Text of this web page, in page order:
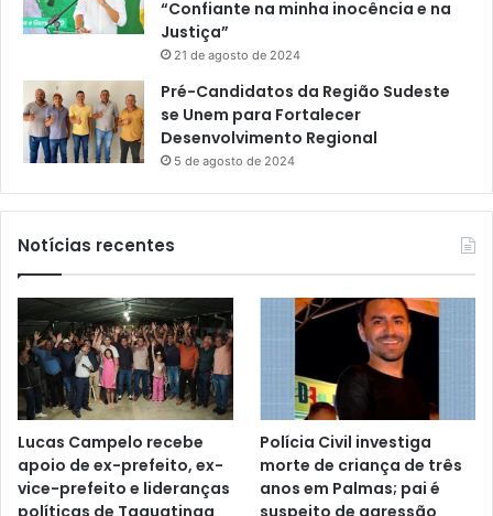
“Confiante na minha inocência e na
Justiça”
21 de agosto de 2024
Pré-Candidatos da Região Sudeste
se Unem para Fortalecer
Desenvolvimento Regional
5 de agosto de 2024
Notícias recentes
Lucas Campelo recebe
apoio de ex-prefeito, ex-
vice-prefeito e lideranças
políticas de Taguatinga
Polícia Civil investiga
morte de criança de três
anos em Palmas; pai é
suspeito de agressão